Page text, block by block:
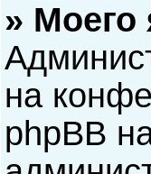
» Моего
на
phpBB